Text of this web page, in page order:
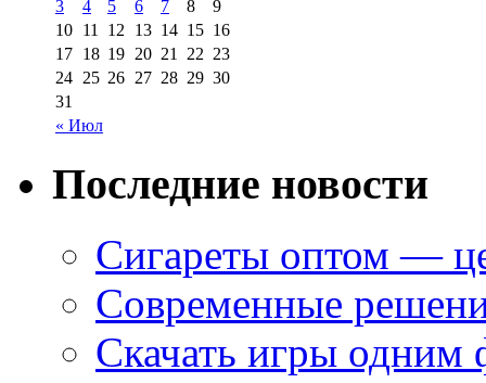
« Июл
3 4 5 6 7 8
9
10 11 12 13 14 15 16
17 18 19 20 21 22 23
24 25 26 27 28 29 30
31
Последние новости
Сигареты оптом —
Современные
Скачать игры одним